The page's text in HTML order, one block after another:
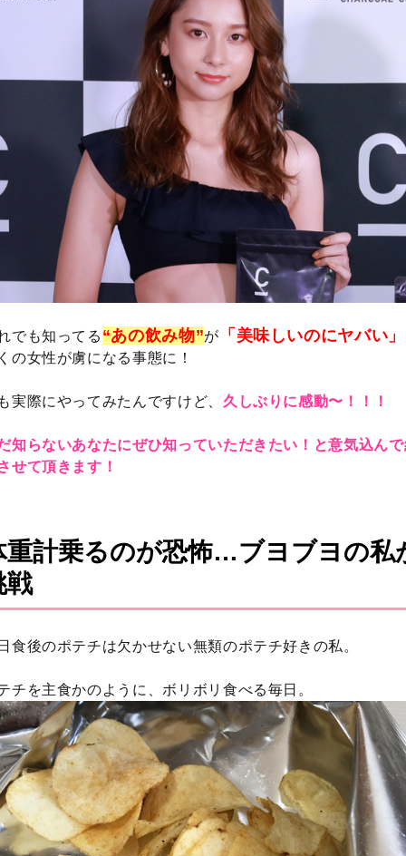
でも知ってる “あの飲み物”が 「美味しいのにヤバい」
の女性が虜になる事態に！
実際にやってみたんですけど、 久しぶりに感動〜！！！
知らないあなたにぜひ知っていただきたい！と意気込ん
せて頂きます！
重計乗るのが恐怖…ブヨブヨの私
戦
食後のポテチは欠かせない無類のポテチ好きの私。
チを主食かのように、ボリボリ食べる毎日。